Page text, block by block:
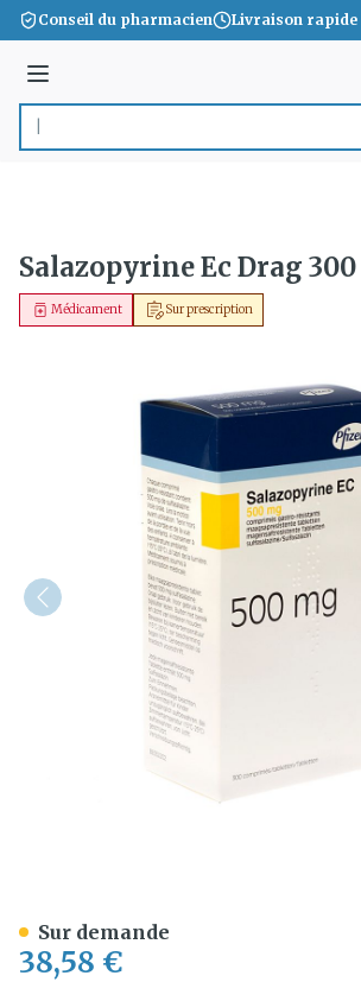
Aller au contenu
Conseil du pharmacien Livraison rapide
Menu
Rechercher
Salazopyrine Ec Drag
Sur prescription
Médicament
38,58 €
Sur demande